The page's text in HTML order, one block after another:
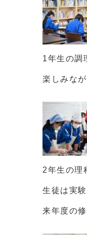
1年生の調
楽しみな
2年生の理
生徒は実
来年度の